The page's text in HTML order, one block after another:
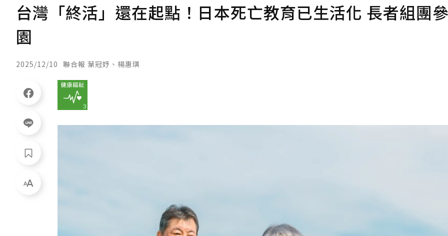
台灣「終活」還在起點！日本死亡教育已生活化 長者組團
園
2025/12/10 聯合報 葉冠妤、楊惠琪